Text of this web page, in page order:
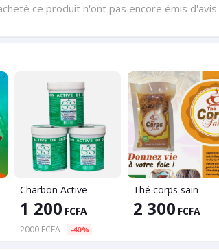
ce produit n'ont pas encore émis d'avis.
Charbon Active
1 200 FCFA
2000 FCFA -40%
Thé corps sain
2 300 FCFA